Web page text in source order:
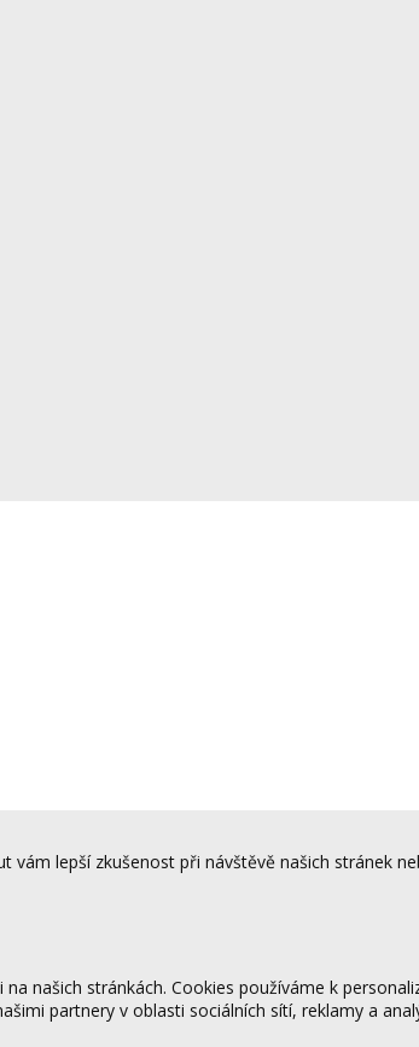
lepší zkušenost při návštěvě našich stránek
našich stránkách. Cookies používáme k
partnery v oblasti sociálních sítí, reklamy a